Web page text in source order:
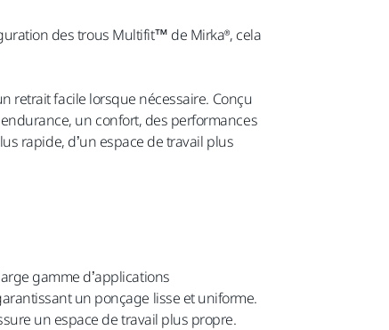
des trous Multifit™ de Mirka®, cela
retrait facile lorsque nécessaire. Conçu
un confort, des performances
rapide, d’un espace de travail plus
gamme d’applications
un ponçage lisse et uniforme.
un espace de travail plus propre.